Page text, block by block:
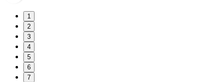
1
2
3
4
5
6
7